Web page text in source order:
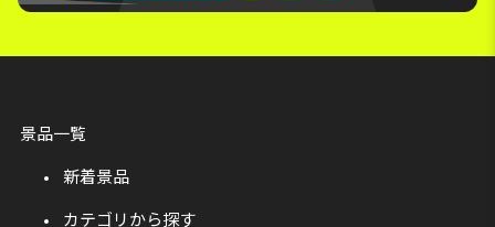
景品一覧
新着景品
カテゴリから探す